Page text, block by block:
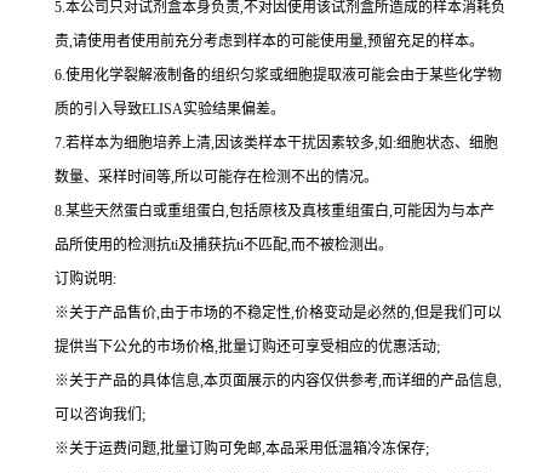
5.本公司只对试剂盒本身负责,不对因使用该试剂盒所造成的样本消耗负
责,请使用者使用前充分考虑到样本的可能使用量,预留充足的样本。
6.使用化学裂解液制备的组织匀浆或细胞提取液可能会由于某些化学物
质的引入导致ELISA实验结果偏差。
7.若样本为细胞培养上清,因该类样本干扰因素较多,如:细胞状态、细胞
数量、采样时间等,所以可能存在检测不出的情况。
8.某些天然蛋白或重组蛋白,包括原核及真核重组蛋白,可能因为与本产
品所使用的检测抗ti及捕获抗ti不匹配,而不被检测出。
订购说明:
※关于产品售价,由于市场的不稳定性,价格变动是必然的,但是我们可以
提供当下公允的市场价格,批量订购还可享受相应的优惠活动;
※关于产品的具体信息,本页面展示的内容仅供参考,而详细的产品信息,
可以咨询我们;
※关于运费问题,批量订购可免邮,本品采用低温箱冷冻保存;